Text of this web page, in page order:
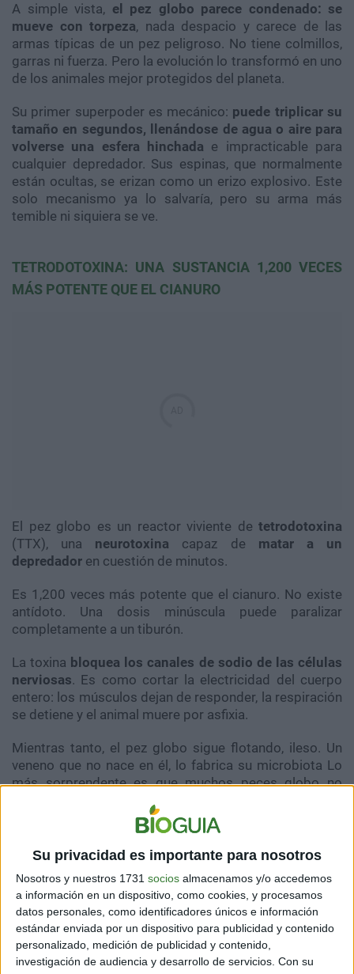
Su privacidad es importante para nosotros
Nosotros y nuestros 1731 socios almacenamos y/o accedemos
a información en un dispositivo, como cookies, y procesamos
datos personales, como identificadores únicos e información
estándar enviada por un dispositivo para publicidad y contenido
personalizado, medición de publicidad y contenido,
investigación de audiencia y desarrollo de servicios. Con su
A simple vista, el pez globo parece condenado: se
mueve con torpeza, nada despacio y carece de las
armas típicas de un pez peligroso. No tiene colmillos,
garras ni fuerza. Pero la evolución lo transformó en uno
de los animales mejor protegidos del planeta.
Su primer superpoder es mecánico: puede triplicar su
tamaño en segundos, llenándose de agua o aire para
volverse una esfera hinchada e impracticable para
cualquier depredador. Sus espinas, que normalmente
están ocultas, se erizan como un erizo explosivo. Este
solo mecanismo ya lo salvaría, pero su arma más
temible ni siquiera se ve.
TETRODOTOXINA: UNA SUSTANCIA 1,200 VECES
MÁS POTENTE QUE EL CIANURO
El pez globo es un reactor viviente de tetrodotoxina
(TTX), una neurotoxina capaz de matar a un
depredador en cuestión de minutos.
Es 1,200 veces más potente que el cianuro. No existe
antídoto. Una dosis minúscula puede paralizar
completamente a un tiburón.
La toxina bloquea los canales de sodio de las células
nerviosas. Es como cortar la electricidad del cuerpo
entero: los músculos dejan de responder, la respiración
se detiene y el animal muere por asfixia.
Mientras tanto, el pez globo sigue flotando, ileso. Un
veneno que no nace en él, lo fabrica su microbiota Lo
más sorprendente es que muchos peces globo no
bacterias simbióticas presentes en su dieta: Vibrio,
Pseudomonas, y otras especies marinas productoras
de TTX.
El pez globo es un “banco” móvil de toxinas: acumula,
distribuye y utiliza estas sustancias para sobrevivir.
EVOLUCIÓN: MAPACHES URBANOS SE ESTÁN